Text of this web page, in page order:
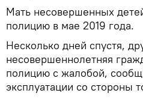
Мать несовершенных
полицию в мае 2019 года.
Несколько дней спустя,
несовершеннолетняя
полицию с жалобой,
эксплуатации со стороны